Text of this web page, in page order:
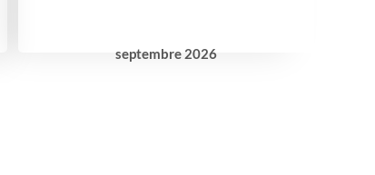
septembre 2026